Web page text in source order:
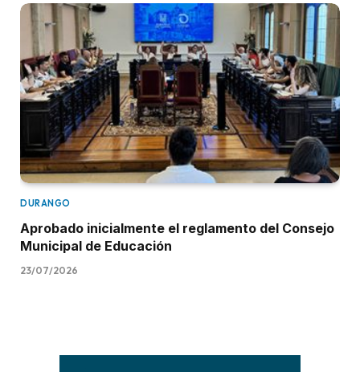
DURANGO
Aprobado inicialmente el reglamento del Consejo
Municipal de Educación
23/07/2026